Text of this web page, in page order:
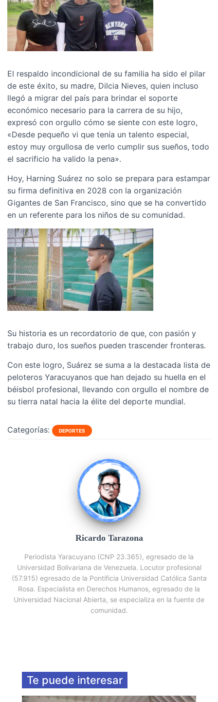
El respaldo incondicional de su familia ha sido el pilar
de este éxito, su madre, Dilcia Nieves, quien incluso
llegó a migrar del país para brindar el soporte
económico necesario para la carrera de su hijo,
expresó con orgullo cómo se siente con este logro,
«Desde pequeño vi que tenía un talento especial,
estoy muy orgullosa de verlo cumplir sus sueños, todo
el sacrificio ha valido la pena».
Hoy, Harning Suárez no solo se prepara para estampar
su firma definitiva en 2028 con la organización
Gigantes de San Francisco, sino que se ha convertido
en un referente para los niños de su comunidad.
Su historia es un recordatorio de que, con pasión y
trabajo duro, los sueños pueden trascender fronteras.
Con este logro, Suárez se suma a la destacada lista de
peloteros Yaracuyanos que han dejado su huella en el
béisbol profesional, llevando con orgullo el nombre de
su tierra natal hacia la élite del deporte mundial.
Categorías: DEPORTES
Ricardo Tarazona
Periodista Yaracuyano (CNP 23.365), egresado de la
Universidad Bolivariana de Venezuela. Locutor profesional
(57.915) egresado de la Pontificia Universidad Católica Santa
Rosa. Especialista en Derechos Humanos, egresado de la
Universidad Nacional Abierta, se especializa en la fuente de
comunidad.
Te puede interesar